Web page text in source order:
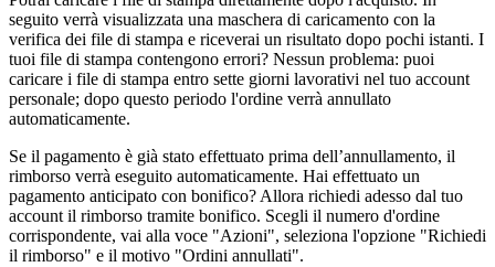
seguito verrà visualizzata una maschera di caricamento con la
verifica dei file di stampa e riceverai un risultato dopo pochi istanti. I
tuoi file di stampa contengono errori? Nessun problema: puoi
caricare i file di stampa entro sette giorni lavorativi nel tuo account
personale; dopo questo periodo l'ordine verrà annullato
automaticamente.
Se il pagamento è già stato effettuato prima dell’annullamento, il
rimborso verrà eseguito automaticamente. Hai effettuato un
pagamento anticipato con bonifico? Allora richiedi adesso dal tuo
account il rimborso tramite bonifico. Scegli il numero d'ordine
corrispondente, vai alla voce "Azioni", seleziona l'opzione "Richiedi
il rimborso" e il motivo "Ordini annullati".